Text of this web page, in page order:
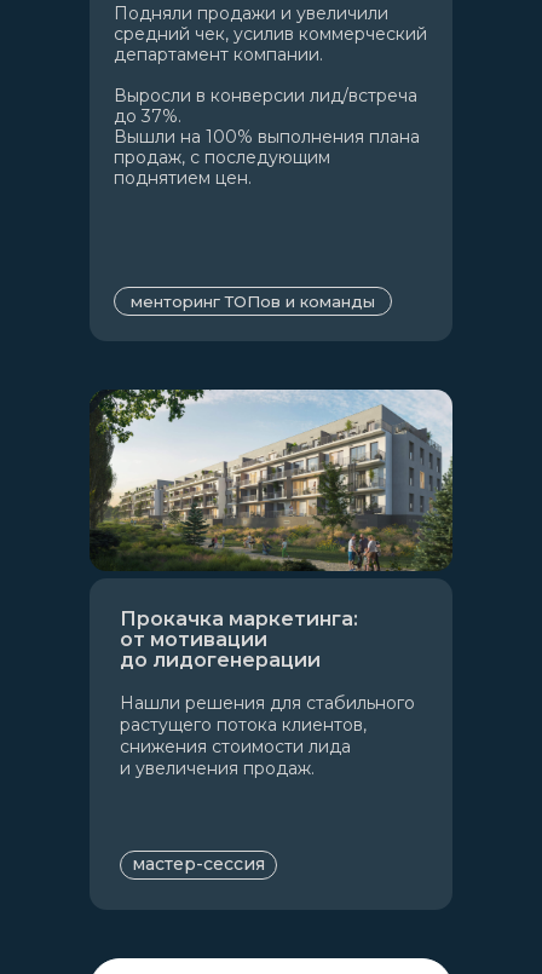
Подняли продажи и увеличили
средний чек, усилив коммерческий
департамент компании.
Выросли в конверсии лид/встреча
до 37%.
Вышли на 100% выполнения плана
продаж, с последующим
поднятием цен.
менторинг ТОПов и команды
Прокачка маркетинга:
от мотивации
до лидогенерации
Нашли решения для стабильного
растущего потока клиентов,
снижения стоимости лида
и увеличения продаж.
мастер-сессия